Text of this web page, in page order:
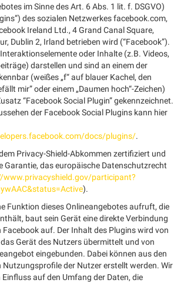
im Sinne des Art. 6 Abs. 1 lit. f. DSGVO)
des sozialen Netzwerkes facebook.com,
Ireland Ltd., 4 Grand Canal Square,
Dublin 2, Irland betrieben wird (“Facebook”).
oder Inhalte (z.B. Videos,
darstellen und sind an einem der
(weißes „f“ auf blauer Kachel, den
mir” oder einem „Daumen hoch“-Zeichen)
“Facebook Social Plugin” gekennzeichnet.
der Facebook Social Plugins kann hier
docs/plugins/.
Privacy-Shield-Abkommen zertifiziert und
Garantie, das europäische Datenschutzrecht
www.privacyshield.gov/participant?
).
Funktion dieses Onlineangebotes aufruft, die
baut sein Gerät eine direkte Verbindung
Facebook auf. Der Inhalt des Plugins wird von
Gerät des Nutzers übermittelt und von
eingebunden. Dabei können aus den
Nutzungsprofile der Nutzer erstellt werden. Wir
auf den Umfang der Daten, die